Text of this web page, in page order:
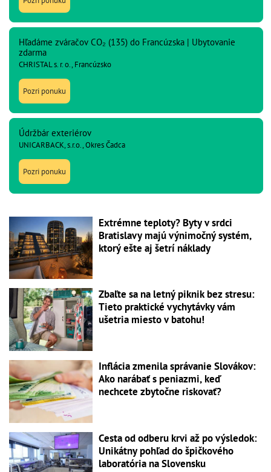
Hľadáme zváračov CO₂ (135) do Francúzska | Ubytovanie
zdarma
CHRISTAL s. r. o., Francúzsko
Pozri ponuku
Údržbár exteriérov
UNICARBACK, s.r.o., Okres Čadca
Pozri ponuku
Extrémne teploty? Byty v srdci
Bratislavy majú výnimočný systém,
ktorý ešte aj šetrí náklady
Zbaľte sa na letný piknik bez stresu:
Tieto praktické vychytávky vám
ušetria miesto v batohu!
Inflácia zmenila správanie Slovákov:
Ako narábať s peniazmi, keď
nechcete zbytočne riskovať?
Cesta od odberu krvi až po výsledok:
Unikátny pohľad do špičkového
laboratória na Slovensku